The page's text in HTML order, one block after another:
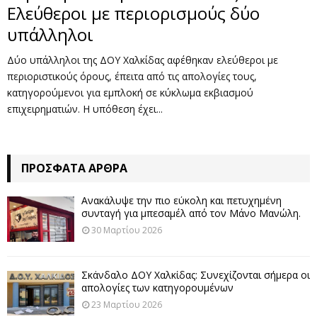
Ελεύθεροι με περιορισμούς δύο
υπάλληλοι
Δύο υπάλληλοι της ΔΟΥ Χαλκίδας αφέθηκαν ελεύθεροι με
περιοριστικούς όρους, έπειτα από τις απολογίες τους,
κατηγορούμενοι για εμπλοκή σε κύκλωμα εκβιασμού
επιχειρηματιών. Η υπόθεση έχει...
ΠΡΌΣΦΑΤΑ ΆΡΘΡΑ
Ανακάλυψε την πιο εύκολη και πετυχημένη
συνταγή για μπεσαμέλ από τον Μάνο Μανώλη.
30 Μαρτίου 2026
Σκάνδαλο ΔΟΥ Χαλκίδας: Συνεχίζονται σήμερα οι
απολογίες των κατηγορουμένων
23 Μαρτίου 2026